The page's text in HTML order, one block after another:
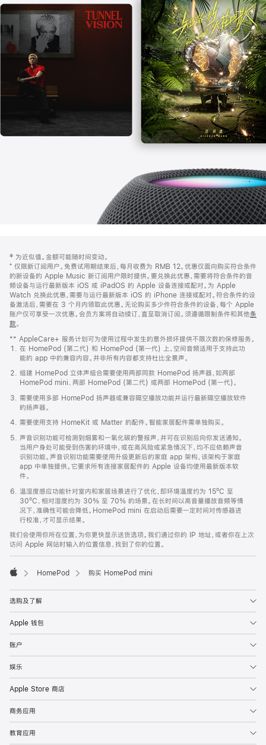
口
中
打
开)
页
页
脚
注
‡ 为近似值。金额可能随时间变动。
⁺ 仅限新订阅用户。免费试用期结束后，每月收费为 RMB 12。优惠仅面向购买符合条件
的新设备的 Apple Music 新订阅用户限时提供。要兑换此优惠，需要将符合条件的音
频设备与运行最新版本 iOS 或 iPadOS 的 Apple 设备连接或配对。为 Apple
Watch 兑换此优惠，需要与运行最新版本 iOS 的 iPhone 连接或配对。符合条件的设
备激活后，需要在 3 个月内领取此优惠。无论购买多少件符合条件的设备，每个 Apple
账户仅可享受一次优惠。会员方案将自动续订，直至取消订阅。须遵循限制条件和其他条
款。
窗
口
中
打
开)
** AppleCare+ 服务计划可为使用过程中发生的意外损坏提供不限次数的保修服务。
在 HomePod (第二代) 和 HomePod (第一代) 上，空间音频适用于支持此功
能的 app 中的兼容内容。并非所有内容都支持杜比全景声。
组建 HomePod 立体声组合需要使用两部同款 HomePod 扬声器，如两部
HomePod mini、两部 HomePod (第二代) 或两部 HomePod (第一代)。
需要使用多部 HomePod 扬声器或兼容隔空播放功能并运行最新隔空播放软件
的扬声器。
需要使用支持 HomeKit 或 Matter 的配件。智能家居配件需单独购买。
声音识别功能可检测到烟雾和一氧化碳的警报声，并可在识别后向你发送通知。
当用户身处可能受到伤害的环境中，或在高风险或紧急情况下，均不应依赖声音
识别功能。声音识别功能需要使用升级更新后的家庭 app 架构，该架构于家庭
app 中单独提供。它要求所有连接家居配件的 Apple 设备均使用最新版本软
件。
温湿度感应功能针对室内和家居场景进行了优化，即环境温度约为 15ºC 至
30ºC、相对湿度约为 30% 至 70% 的场景。在长时间以高音量播放音频等情
况下，准确性可能会降低。HomePod mini 在启动后需要一定时间对传感器进
行校准，才可显示结果。
我们会使用你所在位置，为你更快显示送货选项。我们通过你的 IP 地址，或者你在上次
访问 Apple 网站时输入的位置信息，找到了你的位置。
HomePod 购买 HomePod mini
选购及了解
Apple 钱包
账户
娱乐
Apple Store 商店
商务应用
教育应用